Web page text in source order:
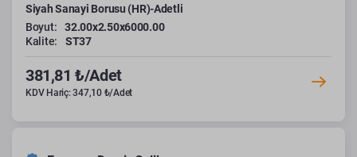
Siyah Sanayi Borusu (HR)-Adetli
Boyut:
32.00x2.50x6000.00
Kalite:
ST37
381,81 ₺/Adet
KDV Hariç: 347,10 ₺/Adet